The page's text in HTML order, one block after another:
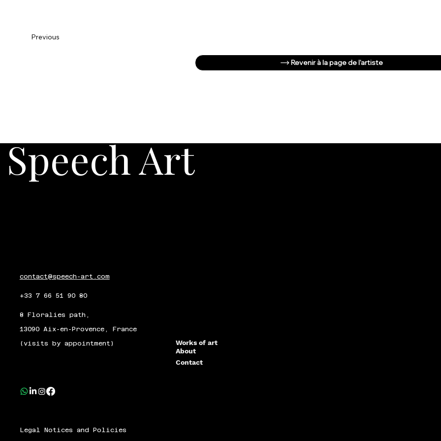
Previous
Revenir à la page de l'artiste
Speech Art
contact@speech-art.com
+33 7 66 51 90 80
8 Floralies path,
13090 Aix-en-Provence, France
(visits by appointment)
Works of art
About
Contact
Legal Notices and Policies